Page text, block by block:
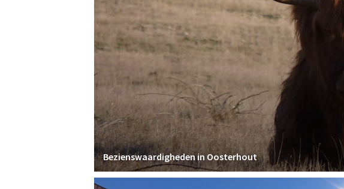
Bezienswaardigheden in Oosterhout